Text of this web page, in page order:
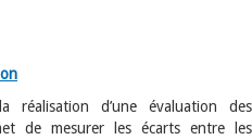
d’une évaluation des
de mesurer les écarts entre les